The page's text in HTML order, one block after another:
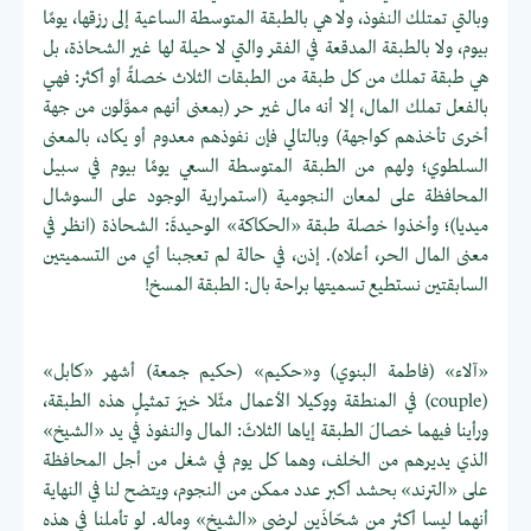
وبالتي تمتلك النفوذ، ولا هي بالطبقة المتوسطة الساعية إلى رزقها، يومًا
بيوم، ولا بالطبقة المدقعة في الفقر والتي لا حيلة لها غير الشحاذة، بل
هي طبقة تملك من كل طبقة من الطبقات الثلاث خصلةً أو أكثر: فهي
بالفعل تملك المال، إلا أنه مال غير حر (بمعنى أنهم مموَّلون من جهة
أخرى تأخذهم كواجهة) وبالتالي فإن نفوذهم معدوم أو يكاد، بالمعنى
السلطوي؛ ولهم من الطبقة المتوسطة السعي يومًا بيوم في سبيل
المحافظة على لمعان النجومية (استمرارية الوجود على السوشال
ميديا)؛ وأخذوا خصلة طبقة «الحكاكة» الوحيدةَ: الشحاذة (انظر في
معنى المال الحر، أعلاه). إذن، في حالة لم تعجبنا أي من التسميتين
السابقتين نستطيع تسميتها براحة بال: الطبقة المسخ!
«آلاء» (فاطمة البنوي) و«حكيم» (حكيم جمعة) أشهر «كابل»
(couple) في المنطقة ووكيلا الأعمال مثّلا خيرَ تمثيلٍ هذه الطبقة،
ورأينا فيهما خصالَ الطبقة إياها الثلاثَ: المال والنفوذ في يد «الشيخ»
الذي يديرهم من الخلف، وهما كل يوم في شغل من أجل المحافظة
على «الترند» بحشد أكبر عدد ممكن من النجوم، ويتضح لنا في النهاية
أنهما ليسا أكثر من شحّاذَين لرضى «الشيخ» وماله. لو تأملنا في هذه